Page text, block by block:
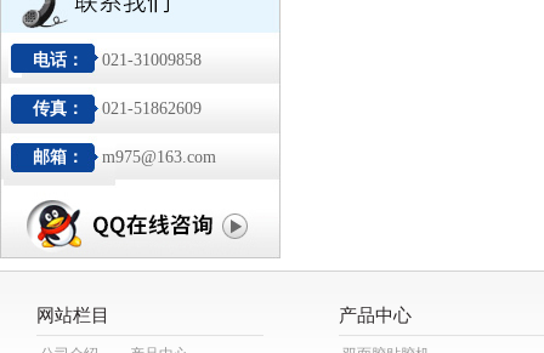
电话： 021-31009858
传真： 021-51862609
邮箱： m975@163.com
网站栏目 产品中心